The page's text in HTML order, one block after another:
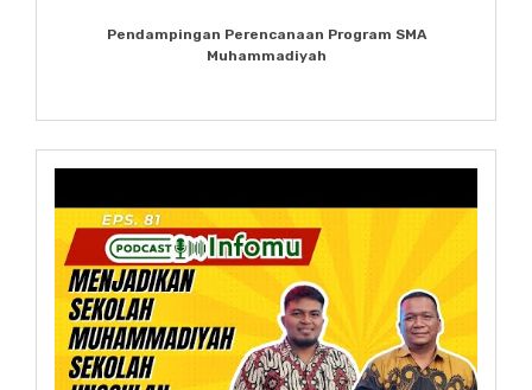
Pendampingan Perencanaan Program SMA
Muhammadiyah